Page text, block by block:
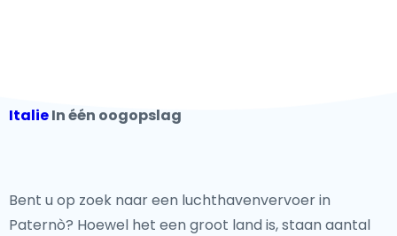
ItalieIn één oogopslag
Bent u op zoek naar een luchthavenvervoer in
Paternò? Hoewel het een groot land is, staan aantal